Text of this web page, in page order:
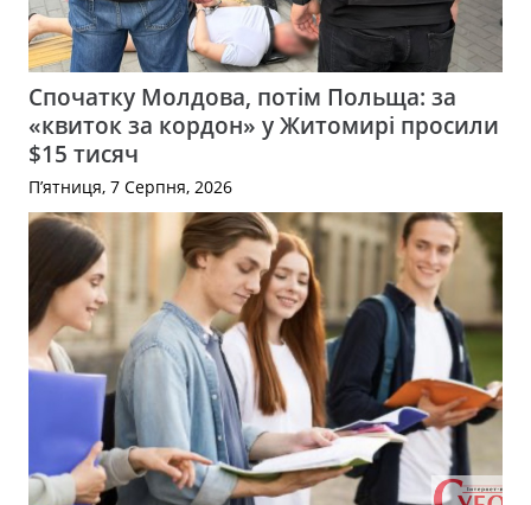
Спочатку Молдова, потім Польща: за
«квиток за кордон» у Житомирі просили
$15 тисяч
П’ятниця, 7 Серпня, 2026